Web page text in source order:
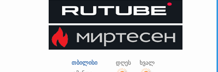
თბილისი დღეს
ხვალ